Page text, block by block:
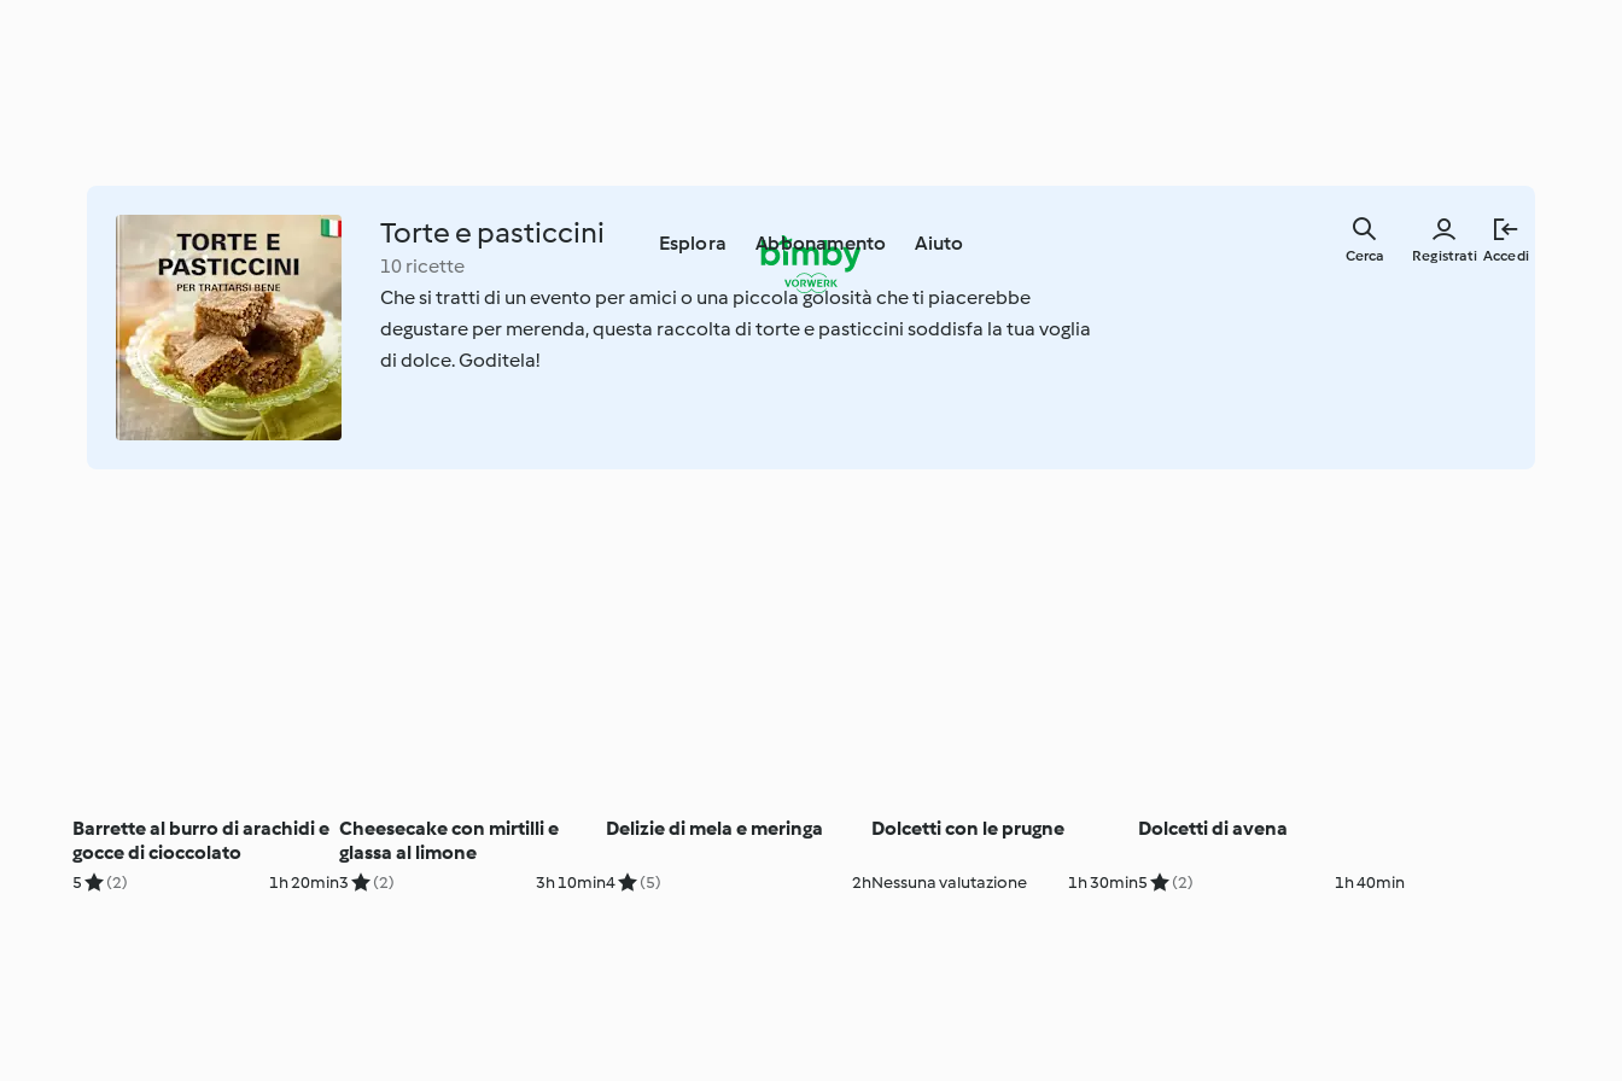
Esplora Abbonamento Aiuto
Registrati Accedi
Cerca
Torte e pasticcini
10 ricette
Che si tratti di un evento per amici o una piccola golosità che ti piacerebbe
degustare per merenda, questa raccolta di torte e pasticcini soddisfa la tua voglia
di dolce. Goditela!
Barrette al burro di arachidi e
gocce di cioccolato
5 (2) 1h 20min
Cheesecake con mirtilli e
glassa al limone
3 (2) 3h 10min
Delizie di mela e meringa
4 (5) 2h
Dolcetti con le prugne
Nessuna valutazione 1h 30min
Dolcetti di avena
5 (2) 1h 40min